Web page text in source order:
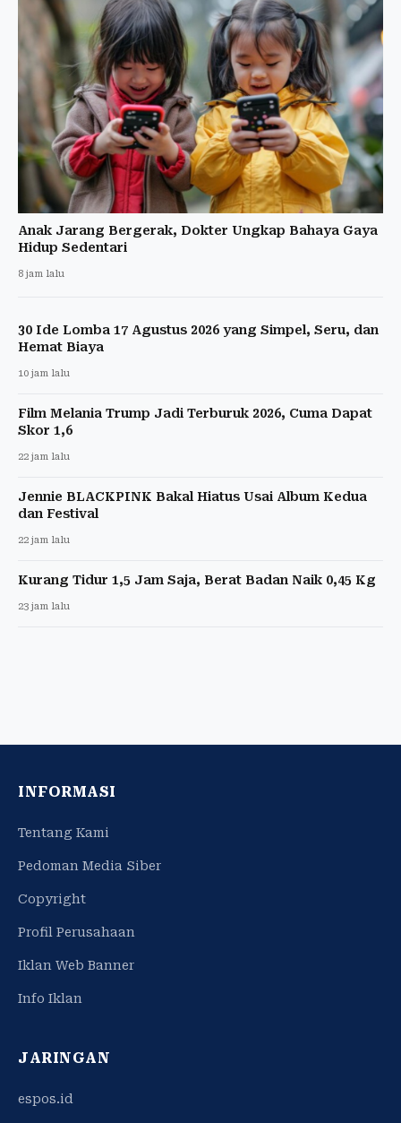
Anak Jarang Bergerak, Dokter Ungkap Bahaya Gaya
Hidup Sedentari
8 jam lalu
30 Ide Lomba 17 Agustus 2026 yang Simpel, Seru, dan
Hemat Biaya
10 jam lalu
Film Melania Trump Jadi Terburuk 2026, Cuma Dapat
Skor 1,6
22 jam lalu
Jennie BLACKPINK Bakal Hiatus Usai Album Kedua
dan Festival
22 jam lalu
Kurang Tidur 1,5 Jam Saja, Berat Badan Naik 0,45 Kg
23 jam lalu
INFORMASI
Tentang Kami
Pedoman Media Siber
Copyright
Profil Perusahaan
Iklan Web Banner
Info Iklan
JARINGAN
espos.id